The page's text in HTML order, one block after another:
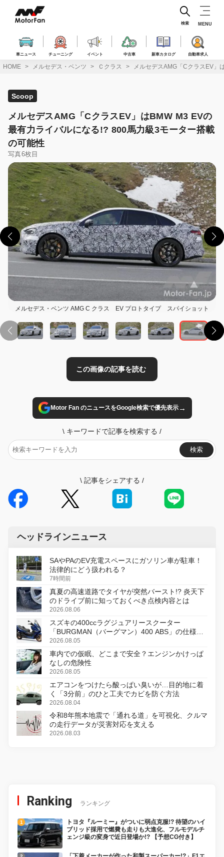
ス
車ニュース チューニング イベント 中古車 新車カタログ 自動車求人
検索 MENU
HOME メルセデス・ベンツ Ｃクラス メルセデスAMG「CクラスEV」
Scoop
メルセデスAMG「CクラスEV」はBMW M3 EVの
最有力ライバルになる!? 800馬力級3モーター搭載
の可能性
写真6枚目
メルセデス・ベンツ AMG C クラス EV プロトタイプ スパイショット
この画像の記事を読む
Motor Fan のニュースをGoogle検索で優先表示→
\ キーワードで記事を検索する /
検索
\ 記事をシェアする /
ヘッドラインニュース
SAやPAのEV充電スペースにガソリン車が駐車！
法律的にどう扱われる？
7時間前
真夏の高速道路でタイヤが突然バースト!? 炎天下
のドライブ前に知っておくべき点検内容とは
2026.08.06
スズキの400ccラグジュアリースクーター
「BURGMAN（バーグマン）400 ABS」の仕様を
変更し、8月18日に発売
2026.08.05
車内での仮眠、どこまで安全？エンジンかけっぱ
なしの危険性
2026.08.05
エアコンをつけたら酸っぱい臭いが…目的地に着
く「3分前」のひと工夫でカビを防ぐ方法
2026.08.04
令和8年熊本地震で「通れる道」を可視化、クルマ
の走行データが災害対応を支える
2026.08.03
Ranking ランキング
トヨタ『ルーミー』がついに弱点克服!? 待望のハイ
ブリッド採用で燃費も走りも大進化、フルモデルチ
ェンジ級の変身で近日登場か!? 【予想CG付き】